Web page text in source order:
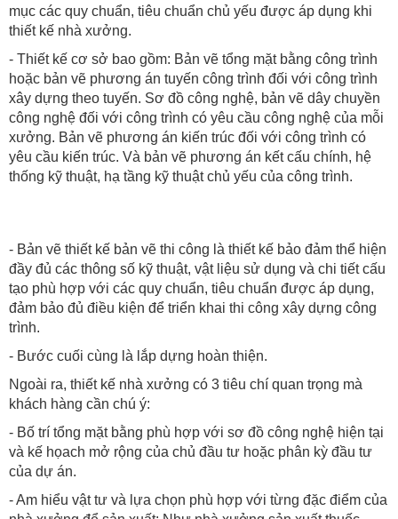
mục các quy chuẩn, tiêu chuẩn chủ yếu được áp dụng khi
thiết kế nhà xưởng.
- Thiết kế cơ sở bao gồm: Bản vẽ tổng mặt bằng công trình
hoặc bản vẽ phương án tuyến công trình đối với công trình
xây dựng theo tuyến. Sơ đồ công nghệ, bản vẽ dây chuyền
công nghệ đối với công trình có yêu cầu công nghệ của mỗi
xưởng. Bản vẽ phương án kiến trúc đối với công trình có
yêu cầu kiến trúc. Và bản vẽ phương án kết cấu chính, hệ
thống kỹ thuật, hạ tầng kỹ thuật chủ yếu của công trình.
- Bản vẽ thiết kế bản vẽ thi công là thiết kế bảo đảm thể hiện
đầy đủ các thông số kỹ thuật, vật liệu sử dụng và chi tiết cấu
tạo phù hợp với các quy chuẩn, tiêu chuẩn được áp dụng,
đảm bảo đủ điều kiện để triển khai thi công xây dựng công
trình.
- Bước cuối cùng là lắp dựng hoàn thiện.
Ngoài ra, thiết kế nhà xưởng có 3 tiêu chí quan trọng mà
khách hàng cần chú ý:
- Bố trí tổng mặt bằng phù hợp với sơ đồ công nghệ hiện tại
và kế họach mở rộng của chủ đầu tư hoặc phân kỳ đầu tư
của dự án.
- Am hiểu vật tư và lựa chọn phù hợp với từng đặc điểm của